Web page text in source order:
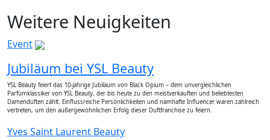
Weitere Neuigkeiten
Event
Jubiläum bei YSL Beauty
YSL Beauty feiert das 10-jährige Jubiläum von Black Opium – dem unvergleichlichen
Parfümklassiker von YSL Beauty, der bis heute zu den meistverkauften und beliebtesten
Damendüften zählt. Einflussreiche Persönlichkeiten und namhafte Influencer waren zahlreich
vertreten, um den außergewöhnlichen Erfolg dieser Duftfranchise zu feiern.
Yves Saint Laurent Beauty